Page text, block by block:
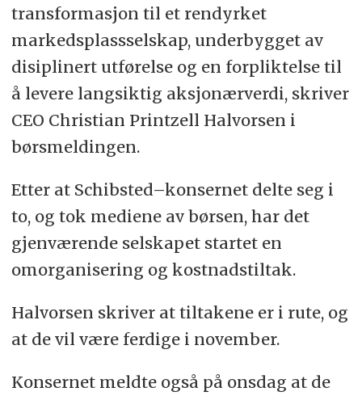
transformasjon til et rendyrket
markedsplassselskap, underbygget av
disiplinert utførelse og en forpliktelse til
å levere langsiktig aksjonærverdi, skriver
CEO Christian Printzell Halvorsen i
børsmeldingen.
Etter at Schibsted–konsernet delte seg i
to, og tok mediene av børsen, har det
gjenværende selskapet startet en
omorganisering og kostnadstiltak.
Halvorsen skriver at tiltakene er i rute, og
at de vil være ferdige i november.
Konsernet meldte også på onsdag at de